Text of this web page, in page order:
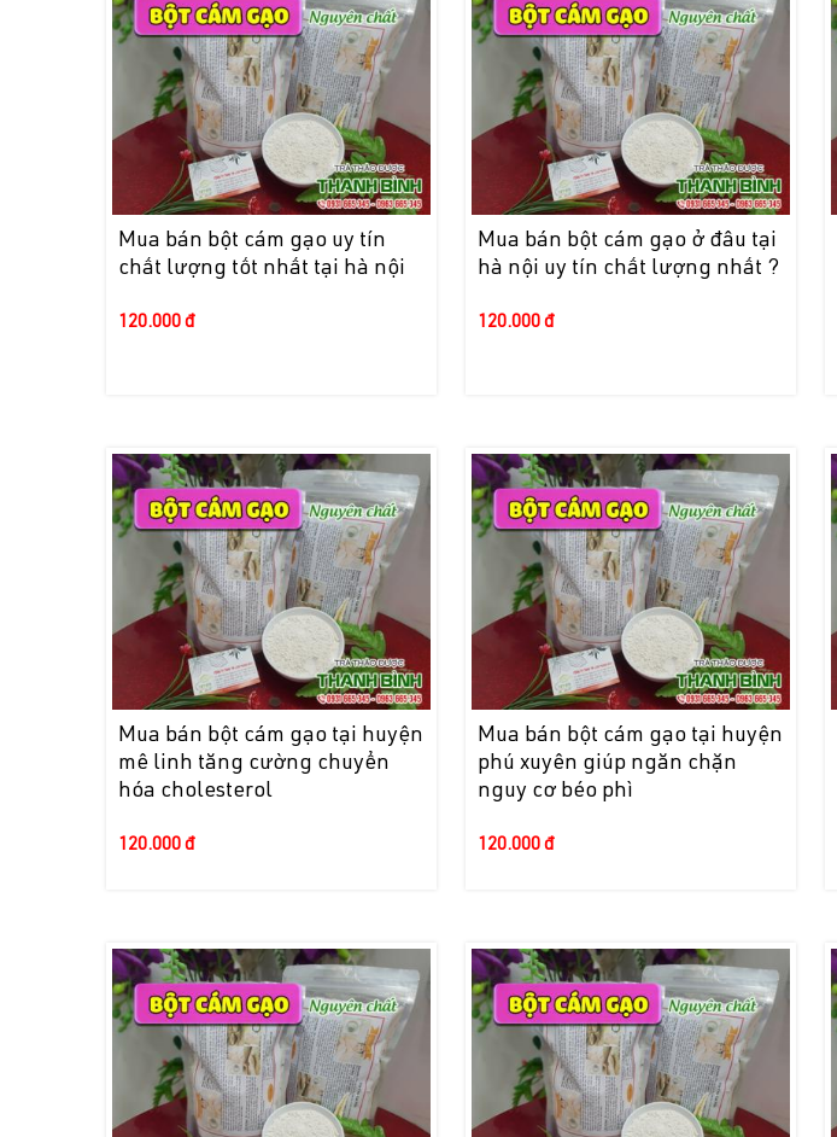
Mua bán bột cám gạo uy tín
chất lượng tốt nhất tại hà nội
120.000 đ
Mua bán bột cám gạo ở đâu tại
hà nội uy tín chất lượng nhất ?
120.000 đ
Mua bán bột cám gạo tại huyện
mê linh tăng cường chuyển
hóa cholesterol
120.000 đ
Mua bán bột cám gạo tại huyện
phú xuyên giúp ngăn chặn
nguy cơ béo phì
120.000 đ